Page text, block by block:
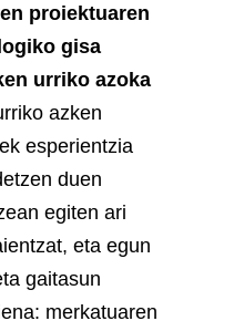
proiektuaren
gisa
urriko azoka
azken
esperientzia
duen
egiten ari
eta egun
gaitasun
merkatuaren